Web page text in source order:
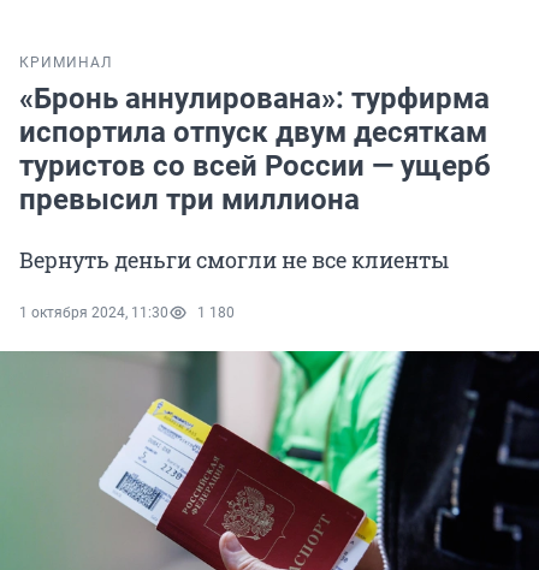
КРИМИНАЛ
«Бронь аннулирована»: турфирма
испортила отпуск двум десяткам
туристов со всей России — ущерб
превысил три миллиона
Вернуть деньги смогли не все клиенты
1 октября 2024, 11:30 1 180